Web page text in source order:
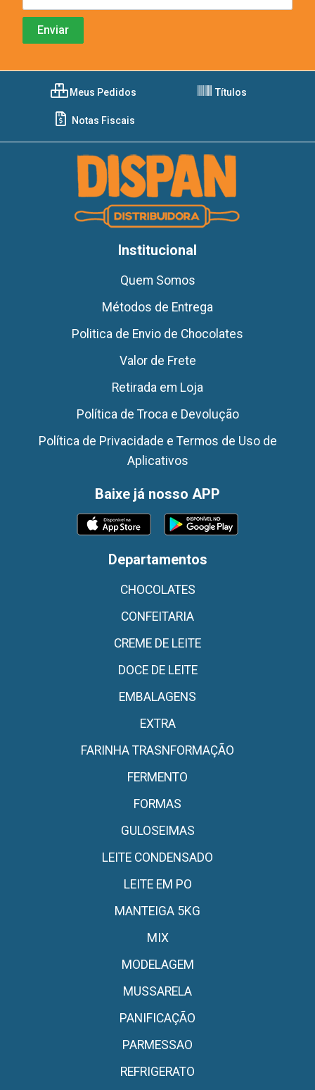
Meus Pedidos Títulos
Notas Fiscais
Institucional
Quem Somos
Métodos de Entrega
Politica de Envio de Chocolates
Valor de Frete
Retirada em Loja
Política de Troca e Devolução
Política de Privacidade e Termos de Uso de
Aplicativos
Baixe já nosso APP
Departamentos
CHOCOLATES
CONFEITARIA
CREME DE LEITE
DOCE DE LEITE
EMBALAGENS
EXTRA
FARINHA TRASNFORMAÇÃO
FERMENTO
FORMAS
GULOSEIMAS
LEITE CONDENSADO
LEITE EM PO
MANTEIGA 5KG
MIX
MODELAGEM
MUSSARELA
PANIFICAÇÃO
PARMESSAO
REFRIGERATO